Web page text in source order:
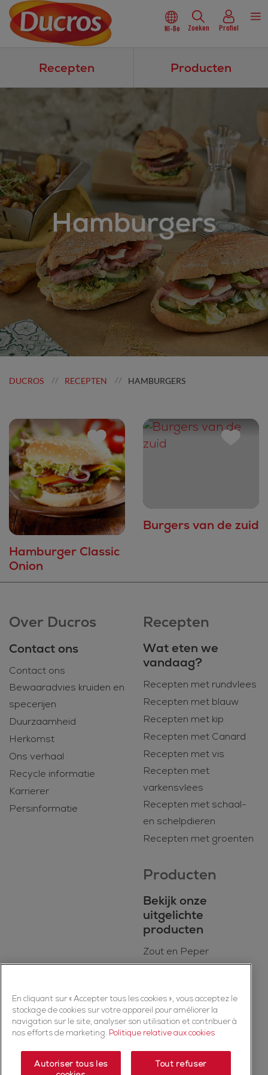
Nl-Be Zoeken Profiel
Recepten Producten
Hamburgers
DUCROS // RECEPTEN // HAMBURGERS
Hamburger Classic
Onion
Burgers van de zuid
Over Ducros
Contact ons
Contact ons
Bewaaradvies kruiden en
specerijen
Duurzaamheid
Herkomst
Ons verhaal
Recycle informatie
Karrierer
Persinformatie
Recepten
Wat eten we
vandaag?
Recepten met rundvlees
Recepten met blauw
Recepten met kip
Recepten met Canard
Recepten met vis
Recepten met
varkensvlees
Recepten met schaal-
en schelpdieren
Recepten met groenten
Producten
Bekijk onze
uitgelichte
producten
Zout en Peper
Kruiden
Specerijen
Kruidenmixen
En cliquant sur « Accepter tous les cookies », vous acceptez le
stockage de cookies sur votre appareil pour améliorer la
navigation sur le site, analyser son utilisation et contribuer à
nos efforts de marketing. Politique relative aux cookies
Autoriser tous les
Tout refuser